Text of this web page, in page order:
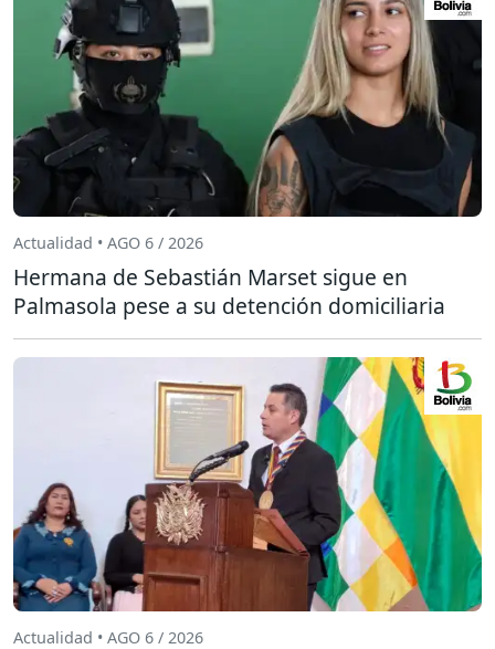
Actualidad • AGO 6 / 2026
Hermana de Sebastián Marset sigue en
Palmasola pese a su detención domiciliaria
Actualidad • AGO 6 / 2026